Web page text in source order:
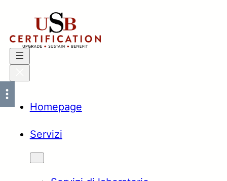
contenuto
Homepage
Servizi